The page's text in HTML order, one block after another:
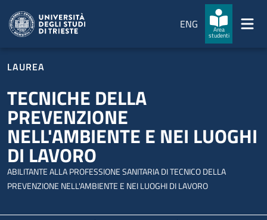
ENG
Area
studenti
LAUREA
TECNICHE DELLA
PREVENZIONE
NELL'AMBIENTE E NEI LUOGHI
DI LAVORO
ABILITANTE ALLA PROFESSIONE SANITARIA DI TECNICO DELLA
PREVENZIONE NELL'AMBIENTE E NEI LUOGHI DI LAVORO